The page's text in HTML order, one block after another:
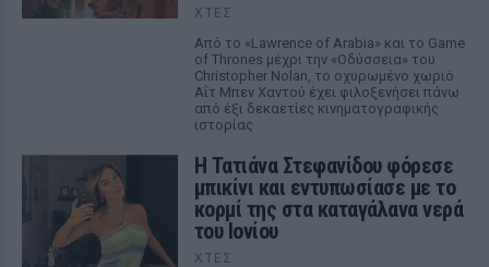
ΧΤΕΣ
Από το «Lawrence of Arabia» και το Game
of Thrones μέχρι την «Οδύσσεια» του
Christopher Nolan, το οχυρωμένο χωριό
Αΐτ Μπεν Χαντού έχει φιλοξενήσει πάνω
από έξι δεκαετίες κινηματογραφικής
ιστορίας
Η Τατιάνα Στεφανίδου φόρεσε
μπικίνι και εντυπωσίασε με το
κορμί της στα καταγάλανα νερά
του Ιονίου
ΧΤΕΣ